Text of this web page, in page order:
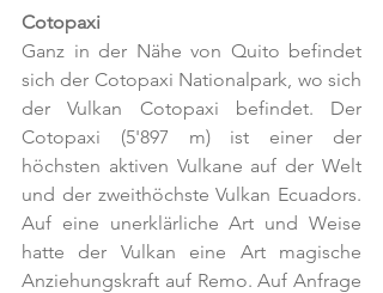
Cotopaxi
Ganz in der Nähe von Quito befindet
sich der Cotopaxi Nationalpark, wo sich
der Vulkan Cotopaxi befindet. Der
Cotopaxi (5'897 m) ist einer der
höchsten aktiven Vulkane auf der Welt
und der zweithöchste Vulkan Ecuadors.
Auf eine unerklärliche Art und Weise
hatte der Vulkan eine Art magische
Anziehungskraft auf Remo. Auf Anfrage